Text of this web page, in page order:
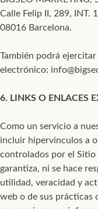
Calle Felip II, 289, INT.
08016 Barcelona.
También podrá
electrónico:
6. LINKS O ENLACES
Como un servicio a
incluir hipervínculos a
controlados por el
garantiza, ni se hace
utilidad, veracidad y
web o de sus prácticas